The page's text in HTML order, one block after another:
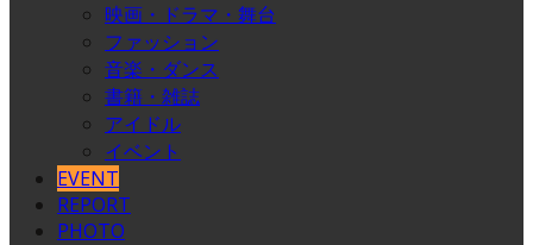
映画・ドラマ・舞台
ファッション
音楽・ダンス
書籍・雑誌
アイドル
イベント
EVENT
REPORT
PHOTO